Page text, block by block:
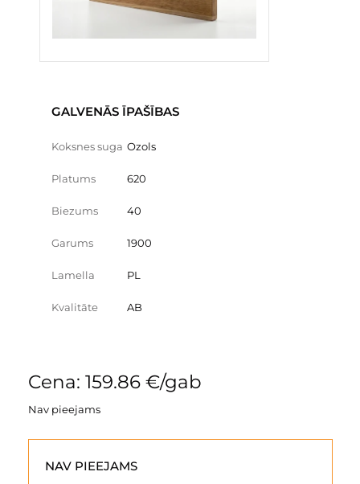
GALVENĀS ĪPAŠĪBAS
Koksnes suga Ozols
Platums 620
Biezums 40
Garums 1900
Lamella PL
Kvalitāte AB
Cena: 159.86 €/gab
Nav pieejams
NAV PIEEJAMS